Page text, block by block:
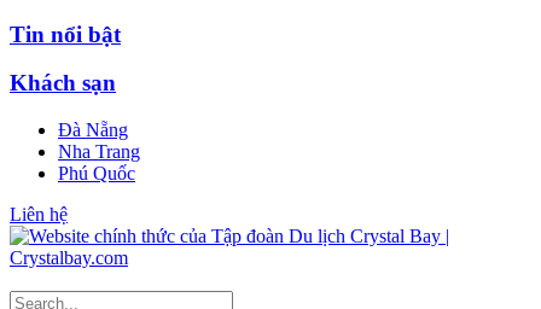
Tin nổi bật
Khách sạn
Đà Nẵng
Nha Trang
Phú Quốc
Liên hệ